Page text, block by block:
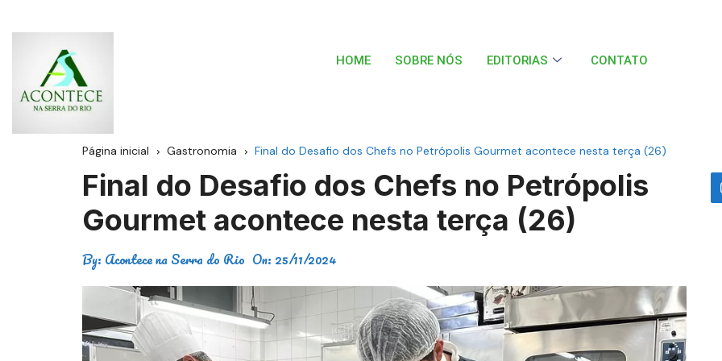
HOME SOBRE NÓS EDITORIAS CONTATO
Página inicial Gastronomia Final do Desafio dos Chefs no Petrópolis Gourmet acontece nesta terça (26)
Final do Desafio dos Chefs no Petrópolis
Gourmet acontece nesta terça (26)
By: Acontece na Serra do Rio On: 25/11/2024